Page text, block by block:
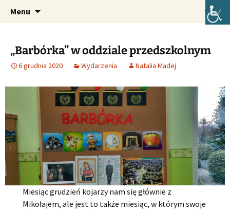
Szkoła Podstawowa im. Józefa
Lompy w Lubszy
Oficjalna strona internetowa szkoły.
Menu Szukaj:
„Barbórka” w oddziale przedszkolnym
6 grudnia 2020 Wydarzenia Natalia Madej
Miesiąc grudzień kojarzy nam się głównie z
Mikołajem, ale jest to także miesiąc, w którym swoje